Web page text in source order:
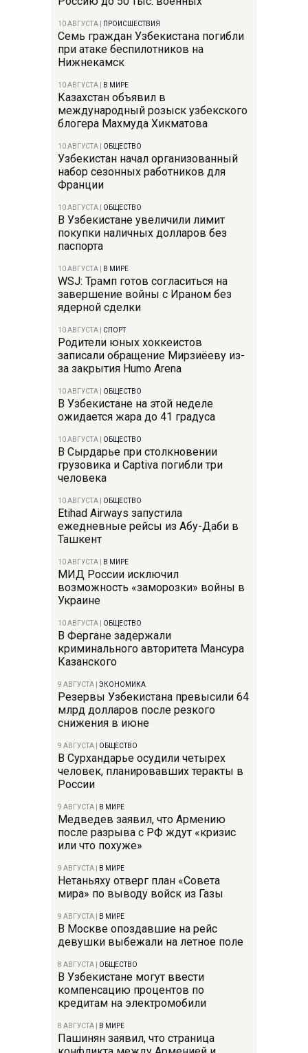
10 АВГУСТА ПРОИСШЕСТВИЯ
Семь граждан Узбекистана погибли
при атаке беспилотников на
Нижнекамск
10 АВГУСТА В МИРЕ
Казахстан объявил в
международный розыск узбекского
блогера Махмуда Хикматова
10 АВГУСТА ОБЩЕСТВО
Узбекистан начал организованный
набор сезонных работников для
Франции
10 АВГУСТА ОБЩЕСТВО
В Узбекистане увеличили лимит
покупки наличных долларов без
паспорта
10 АВГУСТА В МИРЕ
WSJ: Трамп готов согласиться на
завершение войны с Ираном без
ядерной сделки
10 АВГУСТА СПОРТ
Родители юных хоккеистов
записали обращение Мирзиёеву из-
за закрытия Humo Arena
10 АВГУСТА ОБЩЕСТВО
В Узбекистане на этой неделе
ожидается жара до 41 градуса
10 АВГУСТА ОБЩЕСТВО
В Сырдарье при столкновении
грузовика и Captiva погибли три
человека
10 АВГУСТА ОБЩЕСТВО
Etihad Airways запустила
ежедневные рейсы из Абу-Даби в
Ташкент
10 АВГУСТА В МИРЕ
МИД России исключил
возможность «заморозки» войны в
Украине
10 АВГУСТА ОБЩЕСТВО
В Фергане задержали
криминального авторитета Мансура
Казанского
9 АВГУСТА ЭКОНОМИКА
Резервы Узбекистана превысили 64
млрд долларов после резкого
снижения в июне
9 АВГУСТА ОБЩЕСТВО
В Сурхандарье осудили четырех
человек, планировавших теракты в
России
9 АВГУСТА В МИРЕ
Медведев заявил, что Армению
после разрыва с РФ ждут «кризис
или что похуже»
9 АВГУСТА В МИРЕ
Нетаньяху отверг план «Совета
мира» по выводу войск из Газы
9 АВГУСТА В МИРЕ
В Москве опоздавшие на рейс
девушки выбежали на летное поле
8 АВГУСТА ОБЩЕСТВО
В Узбекистане могут ввести
компенсацию процентов по
кредитам на электромобили
8 АВГУСТА В МИРЕ
Пашинян заявил, что страница